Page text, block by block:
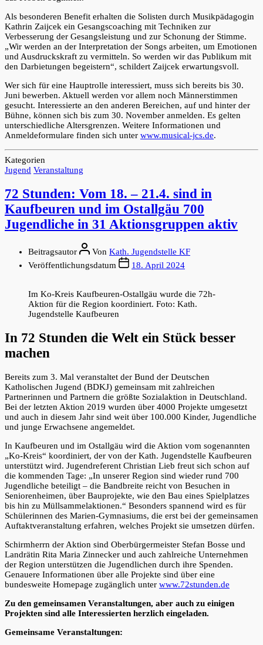
Als besonderen Benefit erhalten die Solisten durch Musikpädagogin
Kathrin Zaijcek ein Gesangscoaching mit Techniken zur
Verbesserung der Gesangsleistung und zur Schonung der Stimme.
„Wir werden an der Interpretation der Songs arbeiten, um Emotionen
und Ausdruckskraft zu vermitteln. So werden wir das Publikum mit
den Darbietungen begeistern“, schildert Zaijcek erwartungsvoll.
Wer sich für eine Hauptrolle interessiert, muss sich bereits bis 30.
Juni bewerben. Aktuell werden vor allem noch Männerstimmen
gesucht. Interessierte an den anderen Bereichen, auf und hinter der
Bühne, können sich bis zum 30. November anmelden. Es gelten
unterschiedliche Altersgrenzen. Weitere Informationen und
Anmeldeformulare finden sich unter www.musical-jcs.de.
Kategorien
Jugend Veranstaltung
72 Stunden: Vom 18. – 21.4. sind in
Kaufbeuren und im Ostallgäu 700
Jugendliche in 31 Aktionsgruppen aktiv
Beitragsautor Von Kath. Jugendstelle KF
Veröffentlichungsdatum
18. April 2024
Im Ko-Kreis Kaufbeuren-Ostallgäu wurde die 72h-
Aktion für die Region koordiniert. Foto: Kath.
Jugendstelle Kaufbeuren
In 72 Stunden die Welt ein Stück besser
machen
Bereits zum 3. Mal veranstaltet der Bund der Deutschen
Katholischen Jugend (BDKJ) gemeinsam mit zahlreichen
Partnerinnen und Partnern die größte Sozialaktion in Deutschland.
Bei der letzten Aktion 2019 wurden über 4000 Projekte umgesetzt
und auch in diesem Jahr sind weit über 100.000 Kinder, Jugendliche
und junge Erwachsene angemeldet.
In Kaufbeuren und im Ostallgäu wird die Aktion vom sogenannten
„Ko-Kreis“ koordiniert, der von der Kath. Jugendstelle Kaufbeuren
unterstützt wird. Jugendreferent Christian Lieb freut sich schon auf
die kommenden Tage: „In unserer Region sind wieder rund 700
Jugendliche beteiligt – die Bandbreite reicht von Besuchen in
Seniorenheimen, über Bauprojekte, wie den Bau eines Spielplatzes
bis hin zu Müllsammelaktionen.“ Besonders spannend wird es für
Schülerinnen des Marien-Gymnasiums, die erst bei der gemeinsamen
Auftaktveranstaltung erfahren, welches Projekt sie umsetzen dürfen.
Schirmherrn der Aktion sind Oberbürgermeister Stefan Bosse und
Landrätin Rita Maria Zinnecker und auch zahlreiche Unternehmen
der Region unterstützen die Jugendlichen durch ihre Spenden.
Genauere Informationen über alle Projekte sind über eine
bundesweite Homepage zugänglich unter www.72stunden.de
Zu den gemeinsamen Veranstaltungen, aber auch zu einigen
Projekten sind alle Interessierten herzlich eingeladen.
Gemeinsame Veranstaltungen: